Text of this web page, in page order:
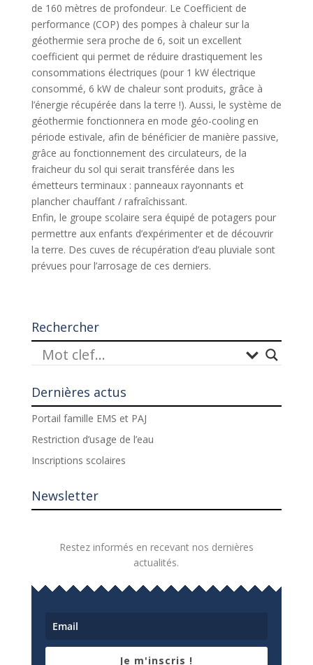
de 160 mètres de profondeur. Le Coefficient de
performance (COP) des pompes à chaleur sur la
géothermie sera proche de 6, soit un excellent
coefficient qui permet de réduire drastiquement les
consommations électriques (pour 1 kW électrique
consommé, 6 kW de chaleur sont produits, grâce à
l’énergie récupérée dans la terre !). Aussi, le système de
géothermie fonctionnera en mode géo-cooling en
période estivale, afin de bénéficier de manière passive,
grâce au fonctionnement des circulateurs, de la
fraicheur du sol qui serait transférée dans les
émetteurs terminaux : panneaux rayonnants et
plancher chauffant / rafraîchissant.
Enfin, le groupe scolaire sera équipé de potagers pour
permettre aux enfants d’expérimenter et de découvrir
la terre. Des cuves de récupération d’eau pluviale sont
prévues pour l’arrosage de ces derniers.
Rechercher
Dernières actus
Portail famille EMS et PAJ
Restriction d’usage de l’eau
Inscriptions scolaires
Newsletter
Restez informés en recevant nos dernières
actualités.
Je m'inscris !